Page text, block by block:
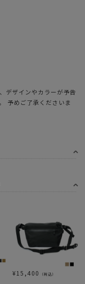
デザインやカラーが予告
予めご了承くださいま
¥15,400 （税込）